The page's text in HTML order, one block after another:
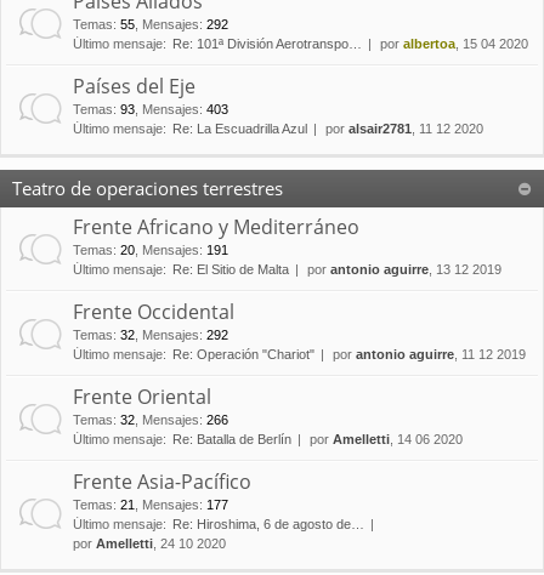
Temas: 55 Mensajes: 292
Último mensaje:
Re: 101ª División Aerotranspo… por albertoa , 15 04 2020
Países del Eje
Temas: 93 Mensajes: 403
Último mensaje:
Re: La Escuadrilla Azul por alsair2781 , 11 12 2020
Teatro de operaciones terrestres
Frente Africano y Mediterráneo
Temas: 20 Mensajes: 191
Último mensaje:
Re: El Sitio de Malta por antonio aguirre , 13 12 2019
Frente Occidental
Temas: 32 Mensajes: 292
Último mensaje:
Re: Operación "Chariot" por antonio aguirre , 11 12 2019
Frente Oriental
Temas: 32 Mensajes: 266
Último mensaje:
Re: Batalla de Berlín por Amelletti , 14 06 2020
Frente Asia-Pacífico
Temas: 21 Mensajes: 177
Último mensaje:
Re: Hiroshima, 6 de agosto de…
por Amelletti , 24 10 2020